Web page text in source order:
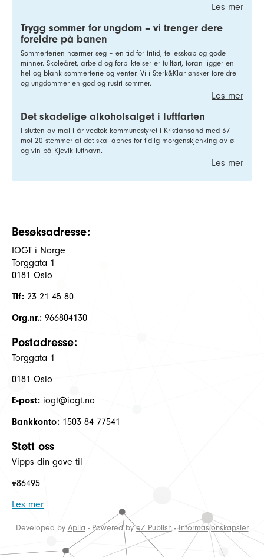
Les mer
Trygg sommer for ungdom – vi trenger dere
foreldre på banen
Sommerferien nærmer seg – en tid for fritid, fellesskap og gode
minner. Skoleåret, arbeid og forpliktelser er fullført, foran ligger en
hel og blank sommerferie og venter. Vi i Sterk&Klar ønsker foreldre
og ungdommer en god og rusfri sommer.
Les mer
Det skadelige alkoholsalget i luftfarten
I slutten av mai i år vedtok kommunestyret i Kristiansand med 37
mot 20 stemmer at det skal åpnes for tidlig morgenskjenking av øl
og vin på Kjevik lufthavn.
Les mer
Besøksadresse:
IOGT i Norge
Torggata 1
0181 Oslo
Tlf: 23 21 45 80
Org.nr.: 966804130
Postadresse:
Torggata 1
0181 Oslo
E-post: iogt@iogt.no
Bankkonto: 1503 84 77541
Støtt oss
Vipps din gave til
#86495
Les mer
Developed by Aplia - Powered byeZ Publish-Informasjonskapsler